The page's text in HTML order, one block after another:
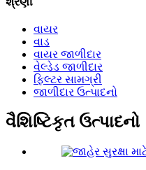
વાયર
વાડ
વાયર જાળીદાર
વેલ્ડેડ જાળીદાર
ફિલ્ટર સામગ્રી
જાળીદાર ઉત્પાદનો
વૈશિષ્ટિકૃત ઉત્પાદનો